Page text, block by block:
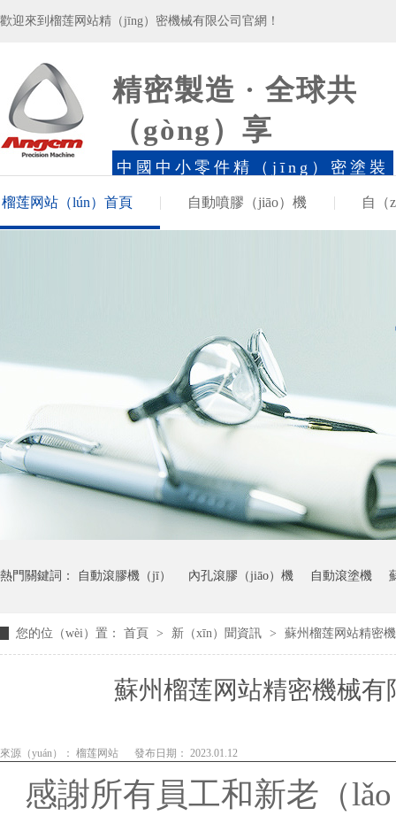
歡迎來到榴莲网站精（jīng）密機械有限公司官網！
精密製造 · 全球共
（gòng）享
中國中小零件精（jīng）密塗裝
冠領品牌
榴莲网站（lún）首頁 自動噴膠（jiāo）機 自（
熱門關鍵詞： 自動滾膠機（jī） 內孔滾膠（jiāo）機 自動滾塗機
您的位（wèi）置： 首頁 > 新（xīn）聞資訊 > 蘇州榴莲网站精密
蘇州榴莲网站精密機械有
來源（yuán）： 榴莲网站 發布日期： 2023.01.12
感謝所有員工和新老（